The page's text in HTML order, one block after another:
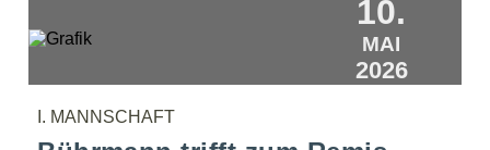
10.
MAI
2026
I. MANNSCHAFT